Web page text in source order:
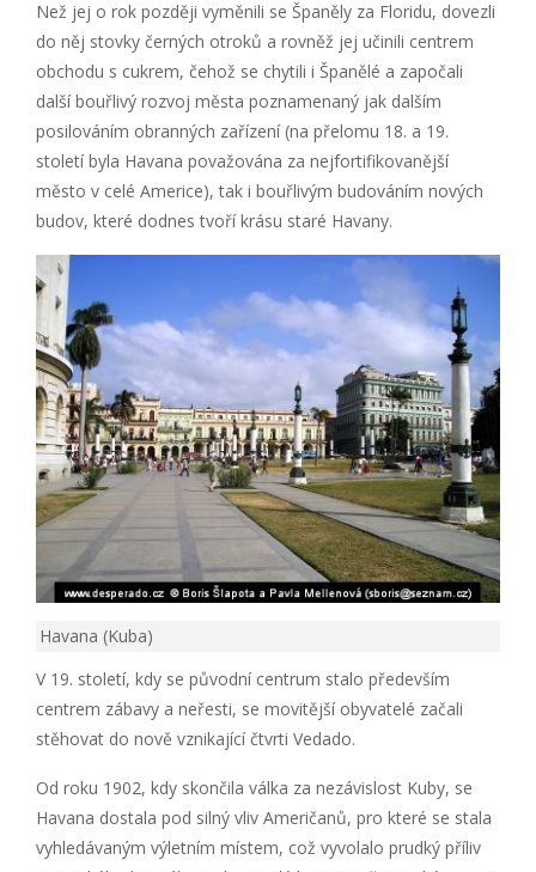
Než jej o rok později vyměnili se Španěly za Floridu, dovezli
do něj stovky černých otroků a rovněž jej učinili centrem
obchodu s cukrem, čehož se chytili i Španělé a započali
další bouřlivý rozvoj města poznamenaný jak dalším
posilováním obranných zařízení (na přelomu 18. a 19.
století byla Havana považována za nejfortifikovanější
město v celé Americe), tak i bouřlivým budováním nových
budov, které dodnes tvoří krásu staré Havany.
Havana (Kuba)
V 19. století, kdy se původní centrum stalo především
centrem zábavy a neřesti, se movitější obyvatelé začali
stěhovat do nově vznikající čtvrti Vedado.
Od roku 1902, kdy skončila válka za nezávislost Kuby, se
Havana dostala pod silný vliv Američanů, pro které se stala
vyhledávaným výletním místem, což vyvolalo prudký příliv